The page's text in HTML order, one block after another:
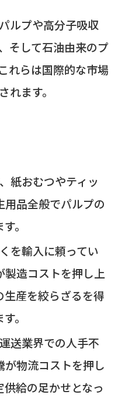
ルプや高分子吸収
そして石油由来のプ
れらは国際的な市場
れます。
紙おむつやティッ
用品全般でパルプの
。
を輸入に頼ってい
製造コストを押し上
生産を絞らざるを得
。
運送業界での人手不
が物流コストを押し
供給の足かせとなっ